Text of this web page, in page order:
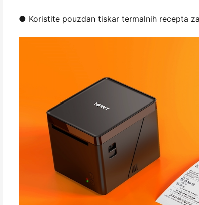
● Koristite pouzdan tiskar termalnih recepta